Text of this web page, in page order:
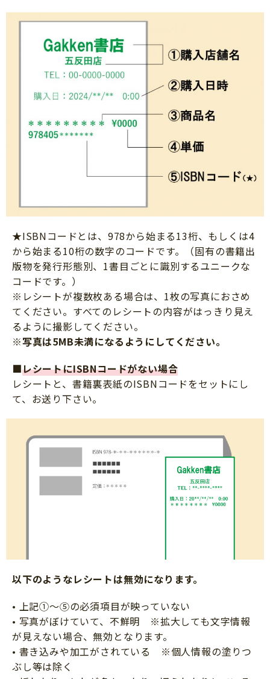
★ISBNコードとは、978から始まる13桁、もしくは4
から始まる10桁の数字のコードです。（固有の書籍出
版物を発行形態別、1書目ごとに識別するユニークな
コードです。）
※レシートが複数枚ある場合は、1枚の写真におさめ
てください。すべてのレシートの内容がはっきり見え
るように撮影してください。
※写真は5MB未満になるようにしてください。
■レシートにISBNコードがない場合
レシートと、書籍裏表紙のISBNコードをセットにし
て、お送り下さい。
以下のようなレシートは無効になります。
• 上記①～⑤の必須項目が映っていない
• 写真がぼけていて、不鮮明 ※拡大しても文字情報
が見えない場合、無効となります。
• 書き込みや加工がされている ※個人情報の塗りつ
ぶし等は除く